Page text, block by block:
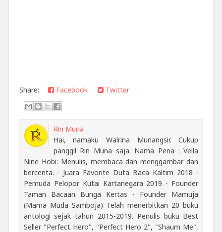
Share: Facebook Twitter
Rin Muna
Hai, namaku Walrina Munangsir. Cukup
panggil Rin Muna saja. Nama Pena : Vella
Nine Hobi: Menulis, membaca dan menggambar dan
bercerita. - Juara Favorite Duta Baca Kaltim 2018 -
Pemuda Pelopor Kutai Kartanegara 2019 - Founder
Taman Bacaan Bunga Kertas - Founder Mamuja
(Mama Muda Samboja) Telah menerbitkan 20 buku
antologi sejak tahun 2015-2019. Penulis buku Best
Seller "Perfect Hero", "Perfect Hero 2", "Shaum Me",